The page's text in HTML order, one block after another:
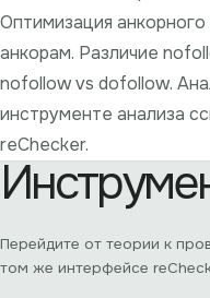
Оптимизация
анкорам. Различие
nofollow vs dofollow.
инструменте анализа
reChecker.
Перейдите от теории к
том же интерфейсе